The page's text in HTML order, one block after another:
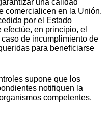
una calidad
comercialicen en la Unión.
por el Estado
en principio, el
de incumplimiento de
para beneficiarse
supone que los
notifiquen la
competentes.